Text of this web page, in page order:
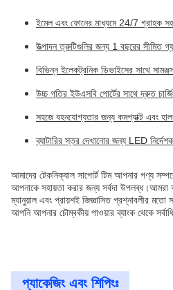
ইমেল এবং ফোনের মাধ্যমে 24/7 গ্রাহক
উত্পাদন ত্রুটিগুলির জন্য 1 বছরের সীমিত
বিভিন্ন ইলেকট্রনিক ডিভাইসের সাথে
উচ্চ গতির ইউএসবি পোর্টের সাথে দ্রুত
সহজে বহনযোগ্যতার জন্য কমপ্যাক্ট এবং
ব্যাটারির স্তর দেখানোর জন্য LED
আমাদের টেকনিক্যাল সাপোর্ট টিম আপনার পণ্য
আপনাকে সহায়তা করার জন্য সর্বদা উপলব্ধ।আমরা
ম্যানুয়াল এবং প্রায়শই জিজ্ঞাসিত প্রশ্নাবলীর মতো
আপনি আপনার চৌম্বকীয় পাওয়ার ব্যাংক থেকে
প্যাকেজিং এবং শিপিংঃ